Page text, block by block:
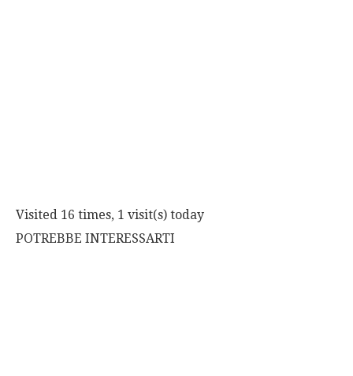
Visited 16 times, 1 visit(s) today
POTREBBE INTERESSARTI